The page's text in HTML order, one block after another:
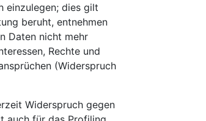
einzulegen; dies gilt
beruht, entnehmen
Daten nicht mehr
Rechte und
(Widerspruch
Widerspruch gegen